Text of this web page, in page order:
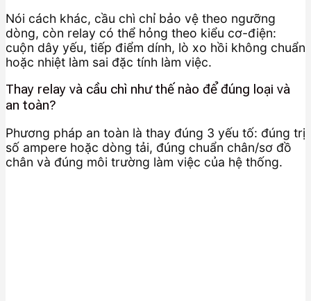
Nói cách khác, cầu chì chỉ bảo vệ theo ngưỡng
dòng, còn relay có thể hỏng theo kiểu cơ-điện:
cuộn dây yếu, tiếp điểm dính, lò xo hồi không chuẩn
hoặc nhiệt làm sai đặc tính làm việc.
Thay relay và cầu chì như thế nào để đúng loại và
an toàn?
Phương pháp an toàn là thay đúng 3 yếu tố: đúng trị
số ampere hoặc dòng tải, đúng chuẩn chân/sơ đồ
chân và đúng môi trường làm việc của hệ thống.